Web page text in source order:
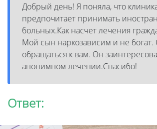
Добрый день! Я поняла, что
предпочитает принимать
больных.Как насчет лечения
Мой сын наркозависим и не богат.
обращаться к вам. Он
анонимном лечении.Спасибо!
Ответ: